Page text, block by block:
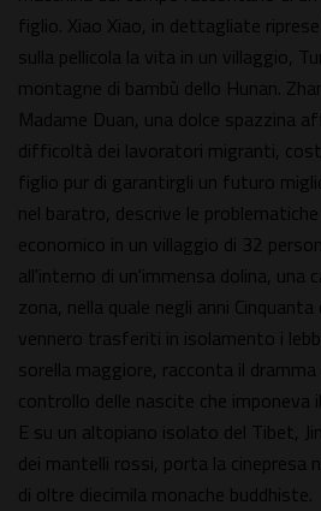
figlio. Xiao Xiao, in dettagliate
sulla pellicola la vita in un villaggio,
montagne di bambù dello Hunan.
Madame Duan, una dolce spazzina
difficoltà dei lavoratori migranti,
figlio pur di garantirgli un futuro
nel baratro, descrive le
economico in un villaggio di 32
all'interno di un'immensa dolina, una
zona, nella quale negli anni
vennero trasferiti in isolamento i
sorella maggiore, racconta il
controllo delle nascite che imponeva
E su un altopiano isolato del Tibet,
dei mantelli rossi, porta la cinepresa
di oltre diecimila monache buddhiste.